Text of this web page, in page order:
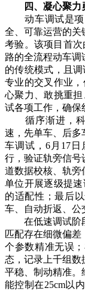
四、凝心聚力
动车调试是项
全、可靠运营的关
考验。该项目首次
路的全流程动车
的传统模式，且
专业的交叉作业
心聚力、敢挑重
试各项工作，确保
循序渐进，科
速，先单车、后多
车调试，6月17日
行，验证轨旁信号
道数据校核、轨旁
单位开展逐级提
的适配性；最后
车、自动折返、公
在低速调试阶段
匹配存在细微偏
个参数精准无误
态，记录上千组数
平稳、制动精准。
能控制在25cm以